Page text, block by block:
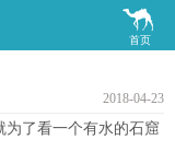

首页
2018-04-23
为了看一个有水的石窟